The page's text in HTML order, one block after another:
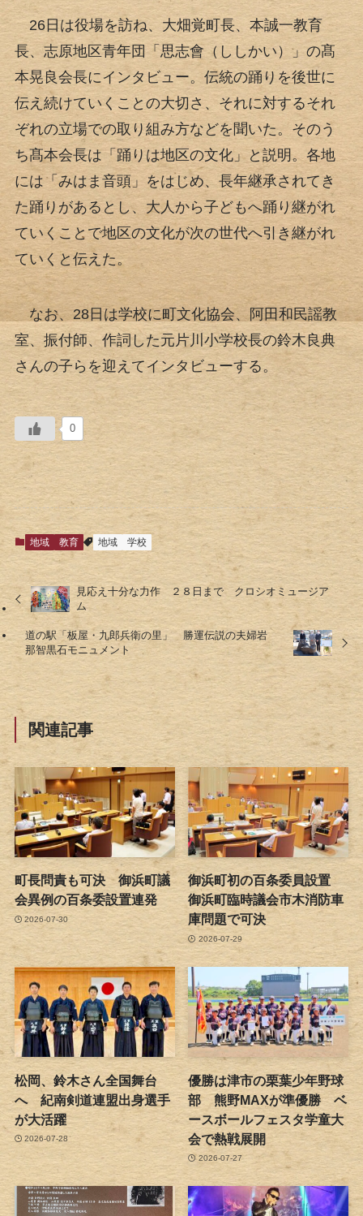
26日は役場を訪ね、大畑覚町長、本誠一教育
長、志原地区青年団「思志會（ししかい）」の髙
本晃良会長にインタビュー。伝統の踊りを後世に
伝え続けていくことの大切さ、それに対するそれ
ぞれの立場での取り組み方などを聞いた。そのう
ち髙本会長は「踊りは地区の文化」と説明。各地
には「みはま音頭」をはじめ、長年継承されてき
た踊りがあるとし、大人から子どもへ踊り継がれ
ていくことで地区の文化が次の世代へ引き継がれ
ていくと伝えた。
なお、28日は学校に町文化協会、阿田和民謡教
室、振付師、作詞した元片川小学校長の鈴木良典
さんの子らを迎えてインタビューする。
0
地域 教育 地域 学校
見応え十分な力作 ２８日まで クロシオミュージア
ム
道の駅「板屋・九郎兵衛の里」 勝運伝説の夫婦岩
那智黒石モニュメント
関連記事
町長問責も可決 御浜町議
会異例の百条委設置連発
2026-07-30
御浜町初の百条委員設置
御浜町臨時議会市木消防車
庫問題で可決
2026-07-29
松岡、鈴木さん全国舞台
へ 紀南剣道連盟出身選手
が大活躍
2026-07-28
優勝は津市の栗葉少年野球
部 熊野MAXが準優勝 ベ
ースボールフェスタ学童大
会で熱戦展開
2026-07-27